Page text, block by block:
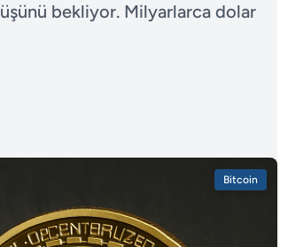
bekliyor. Milyarlarca dolar
Bitcoin